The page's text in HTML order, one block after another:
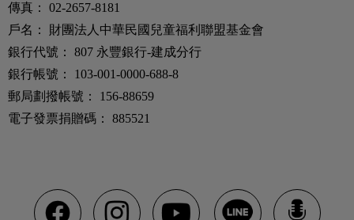
傳真：
02-2657-8181
戶名：
財團法人中華民國兒童福利聯盟基金會
銀行代號：
807 永豐銀行-建成分行
銀行帳號：
103-001-0000-688-8
郵局劃撥帳號：
156-88659
電子發票捐贈碼：
885521